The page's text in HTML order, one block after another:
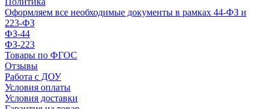
Оформляем все необходимые документы в рамках 44-ФЗ и
223-ФЗ
ФЗ-44
ФЗ-223
Товары по ФГОС
Отзывы
Работа с ДОУ
Условия оплаты
Условия доставки